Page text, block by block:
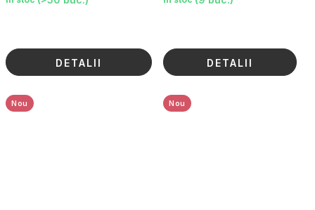
DETALII DETALII
Nou Nou